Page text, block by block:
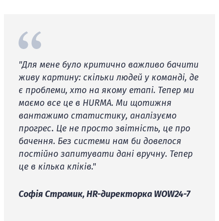
"Для мене було критично важливо бачити
живу картину: скільки людей у команді, де
є проблеми, хто на якому етапі. Тепер ми
маємо все це в HURMA. Ми щотижня
вантажимо статистику, аналізуємо
прогрес. Це не просто звітність, це про
бачення. Без системи нам би довелося
постійно запитувати дані вручну. Тепер
це в кілька кліків."
Софія Страмик, HR-директорка WOW24-7